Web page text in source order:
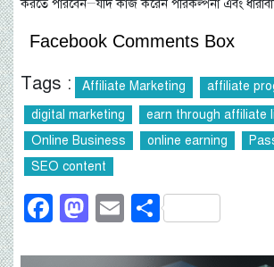
করতে পারবেন—যদি কাজ করেন পরিকল্পনা এবং
Facebook Comments Box
Tags : Affiliate Marketing
affiliate
digital marketing
earn through affiliate
Online Business
online earning
SEO content
Facebook
Mastodon
EmailShare